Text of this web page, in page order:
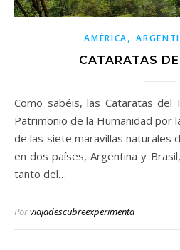
AMÉRICA,
CATARATAS
Como sabéis, las Cataratas del Iguazú fueron declaradas
Patrimonio de la Humanidad por
de las siete maravillas naturales
en dos países, Argentina y
tanto del…
Porviajadescubreexperimenta